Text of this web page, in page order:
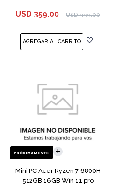
USD 359,00 USD 399,00
Mini PC Acer Ryzen 7 6800H
512GB 16GB Win 11 pro